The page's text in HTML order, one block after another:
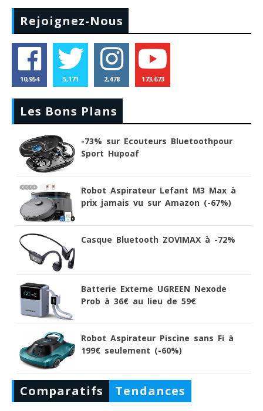
Rejoignez-Nous
10,954 5,171 2,478 173,673
Les Bons Plans
-73% sur Ecouteurs Bluetoothpour
Sport Hupoaf
Robot Aspirateur Lefant M3 Max à
prix jamais vu sur Amazon (-67%)
Casque Bluetooth ZOVIMAX à -72%
Batterie Externe UGREEN Nexode
Prob à 36€ au lieu de 59€
Robot Aspirateur Piscine sans Fi à
199€ seulement (-60%)
Comparatifs Tendances